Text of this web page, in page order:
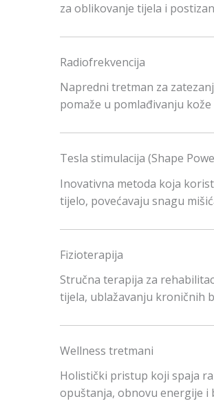
za oblikovanje tijela i
Radiofrekvencija
Napredni tretman za
pomaže u pomlađivanju
Tesla stimulacija (Shape
Inovativna metoda koja
tijelo, povećavaju snagu
Fizioterapija
Stručna terapija za
tijela, ublažavanju kroničnih
Wellness tretmani
Holistički pristup koji spaja
opuštanja, obnovu energije i